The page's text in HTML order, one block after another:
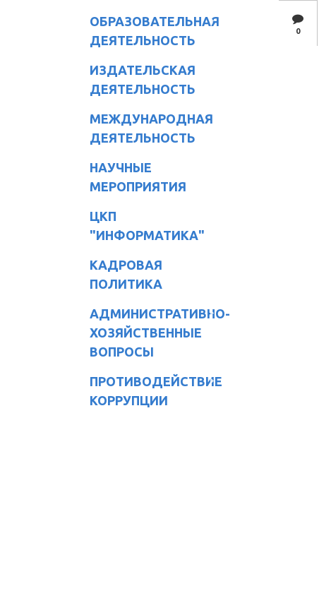
ОБРАЗОВАТЕЛЬНАЯ
ДЕЯТЕЛЬНОСТЬ
ИЗДАТЕЛЬСКАЯ
ДЕЯТЕЛЬНОСТЬ
МЕЖДУНАРОДНАЯ
ДЕЯТЕЛЬНОСТЬ
НАУЧНЫЕ
МЕРОПРИЯТИЯ
ЦКП
"ИНФОРМАТИКА"
КАДРОВАЯ
ПОЛИТИКА
АДМИНИСТРАТИВНО-
ХОЗЯЙСТВЕННЫЕ
ВОПРОСЫ
ПРОТИВОДЕЙСТВИЕ
КОРРУПЦИИ
0